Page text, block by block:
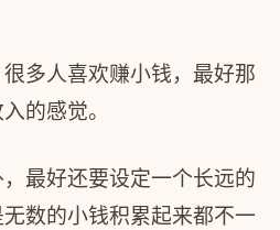
多人喜欢赚小钱，最好那
的感觉。
最好还要设定一个长远的
数的小钱积累起来都不一